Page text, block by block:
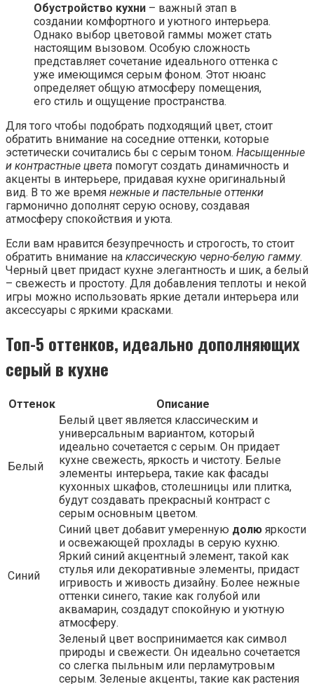
Обустройство кухни – важный этап в
создании комфортного и уютного интерьера.
Однако выбор цветовой гаммы может стать
настоящим вызовом. Особую сложность
представляет сочетание идеального оттенка с
уже имеющимся серым фоном. Этот нюанс
определяет общую атмосферу помещения,
его стиль и ощущение пространства.
Для того чтобы подобрать подходящий цвет, стоит
обратить внимание на соседние оттенки, которые
эстетически сочитались бы с серым тоном. Насыщенные
и контрастные цвета помогут создать динамичность и
акценты в интерьере, придавая кухне оригинальный
вид. В то же время нежные и пастельные оттенки
гармонично дополнят серую основу, создавая
атмосферу спокойствия и уюта.
Если вам нравится безупречность и строгость, то стоит
обратить внимание на классическую черно-белую гамму.
Черный цвет придаст кухне элегантность и шик, а белый
– свежесть и простоту. Для добавления теплоты и некой
игры можно использовать яркие детали интерьера или
аксессуары с яркими красками.
Топ-5 оттенков, идеально дополняющих
серый в кухне
Оттенок Описание
Белый
Белый цвет является классическим и
универсальным вариантом, который
идеально сочетается с серым. Он придает
кухне свежесть, яркость и чистоту. Белые
элементы интерьера, такие как фасады
кухонных шкафов, столешницы или плитка,
будут создавать прекрасный контраст с
серым основным цветом.
Синий
Синий цвет добавит умеренную долю яркости
и освежающей прохлады в серую кухню.
Яркий синий акцентный элемент, такой как
стулья или декоративные элементы, придаст
игривость и живость дизайну. Более нежные
оттенки синего, такие как голубой или
аквамарин, создадут спокойную и уютную
атмосферу.
Зеленый цвет воспринимается как символ
природы и свежести. Он идеально сочетается
со слегка пыльным или перламутровым
серым. Зеленые акценты, такие как растения